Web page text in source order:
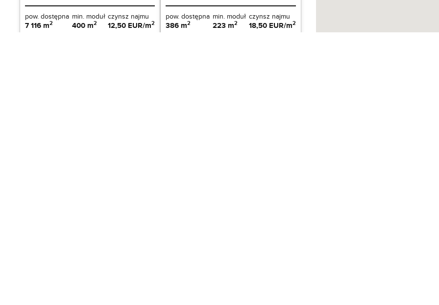
pow. dostępna
7 116 m2
min. moduł
400 m2
czynsz najmu
12,50 EUR/m2
pow. dostępna
386 m2
min. moduł
223 m2
czynsz najmu
18,50 EUR/m2